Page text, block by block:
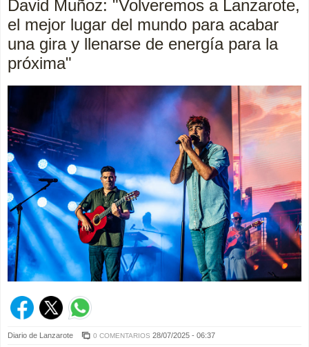
David Muñoz: "Volveremos a Lanzarote,
el mejor lugar del mundo para acabar
una gira y llenarse de energía para la
próxima"
Diario de Lanzarote 0 COMENTARIOS 28/07/2025 - 06:37